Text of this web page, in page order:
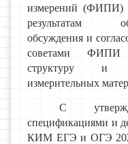
измерений (ФИПИ)
результатам
обсуждения и
советами ФИПИ
структуру и
измерительных
С
спецификациями и
КИМ ЕГЭ и ОГЭ